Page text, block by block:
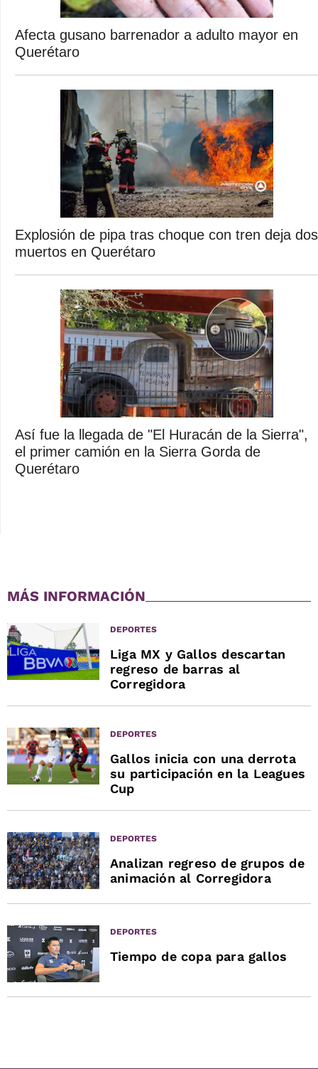
Afecta gusano barrenador a adulto mayor en
Querétaro
Explosión de pipa tras choque con tren deja dos
muertos en Querétaro
Así fue la llegada de "El Huracán de la Sierra",
el primer camión en la Sierra Gorda de
Querétaro
MÁS INFORMACIÓN
DEPORTES
Liga MX y Gallos descartan
regreso de barras al
Corregidora
DEPORTES
Gallos inicia con una derrota
su participación en la Leagues
Cup
DEPORTES
Analizan regreso de grupos de
animación al Corregidora
DEPORTES
Tiempo de copa para gallos